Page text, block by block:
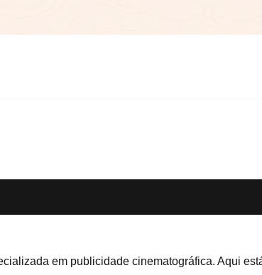
em publicidade cinematográfica. Aqui